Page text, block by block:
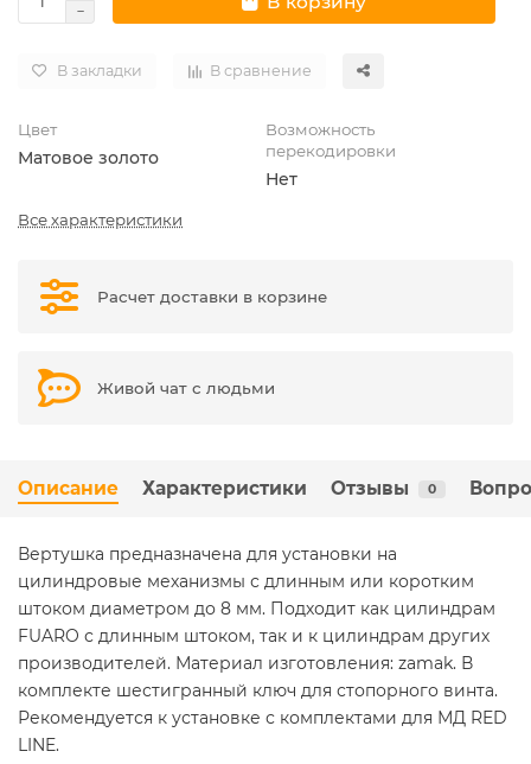
В закладки В сравнение
Цвет
Матовое золото
Возможность
перекодировки
Нет
Все характеристики
Расчет доставки в корзине
Живой чат с людьми
Описание Характеристики Отзывы 0
Вертушка предназначена для установки на
цилиндровые механизмы с длинным или коротким
штоком диаметром до 8 мм. Подходит как цилиндрам
FUARO с длинным штоком, так и к цилиндрам других
производителей. Материал изготовления: zamak. В
комплекте шестигранный ключ для стопорного винта.
Рекомендуется к установке с комплектами для МД RED
LINE.